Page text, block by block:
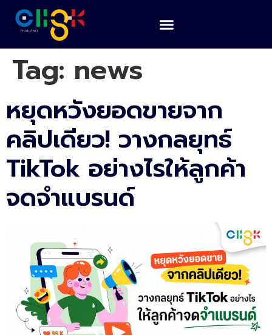
Tag: news
หยุดหวังยอดขายจาก
คลิปเดียว! วางกลยุทธ์
TikTok อย่างไรให้ลูกค้า
จดจำแบรนด์